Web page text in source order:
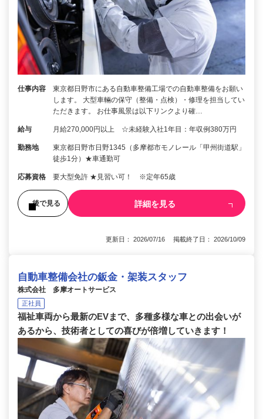
仕事内容
東京都日野市にある自動車整備工場での自動車整備をお願い
します。 大型車輛の保守（整備・点検）・修理を担当してい
ただきます。 お仕事風景は以下リンクより確…
給与 月給270,000円以上 ☆未経験入社1年目：年収例380万円
勤務地
東京都日野市日野1345（多摩都市モノレール「甲州街道駅」
徒歩1分）★車通勤可
応募資格 要大型免許 ★見習い可！ ※定年65歳
後で見る 詳細を見る
更新日： 2026/07/16 掲載終了日： 2026/10/09
自動車整備会社の鈑金・架装スタッフ
株式会社 多摩オートサービス
正社員
福祉車両から最新のEVまで、多種多様な車との出会いが
あるから、技術者としての喜びが倍増していきます！